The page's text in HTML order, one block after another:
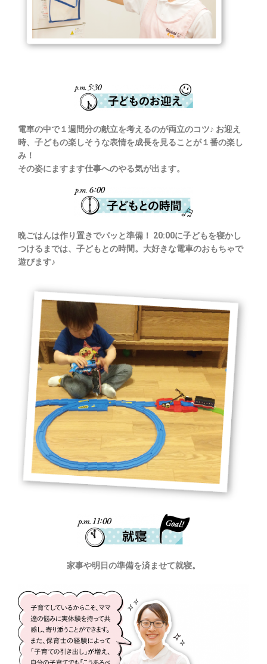
電車の中で１週間分の献立を考えるのが両立のコツ♪ お迎え
時、子どもの楽しそうな表情を成長を見ることが１番の楽し
み！
その姿にますます仕事へのやる気が出ます。
晩ごはんは作り置きでパッと準備！ 20:00に子どもを寝かし
つけるまでは、子どもとの時間。大好きな電車のおもちゃで
遊びます♪
家事や明日の準備を済ませて就寝。